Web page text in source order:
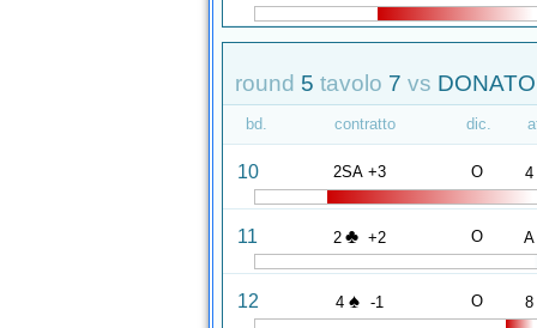
round 5 tavolo 7 vs
bd. contratto dic.
10 2SA +3 O 4
11 2 ♣ +2 O A
12 4 ♠ -1 O 8